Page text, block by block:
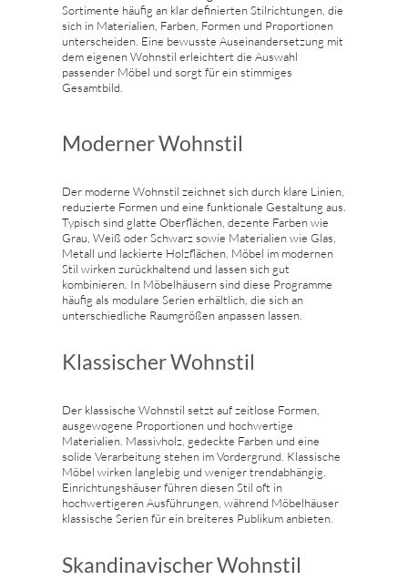
Sortimente häufig an klar definierten Stilrichtungen, die
sich in Materialien, Farben, Formen und Proportionen
unterscheiden. Eine bewusste Auseinandersetzung mit
dem eigenen Wohnstil erleichtert die Auswahl
passender Möbel und sorgt für ein stimmiges
Gesamtbild.
Moderner Wohnstil
Der moderne Wohnstil zeichnet sich durch klare Linien,
reduzierte Formen und eine funktionale Gestaltung aus.
Typisch sind glatte Oberflächen, dezente Farben wie
Grau, Weiß oder Schwarz sowie Materialien wie Glas,
Metall und lackierte Holzflächen. Möbel im modernen
Stil wirken zurückhaltend und lassen sich gut
kombinieren. In Möbelhäusern sind diese Programme
häufig als modulare Serien erhältlich, die sich an
unterschiedliche Raumgrößen anpassen lassen.
Klassischer Wohnstil
Der klassische Wohnstil setzt auf zeitlose Formen,
ausgewogene Proportionen und hochwertige
Materialien. Massivholz, gedeckte Farben und eine
solide Verarbeitung stehen im Vordergrund. Klassische
Möbel wirken langlebig und weniger trendabhängig.
Einrichtungshäuser führen diesen Stil oft in
hochwertigeren Ausführungen, während Möbelhäuser
klassische Serien für ein breiteres Publikum anbieten.
Skandinavischer Wohnstil